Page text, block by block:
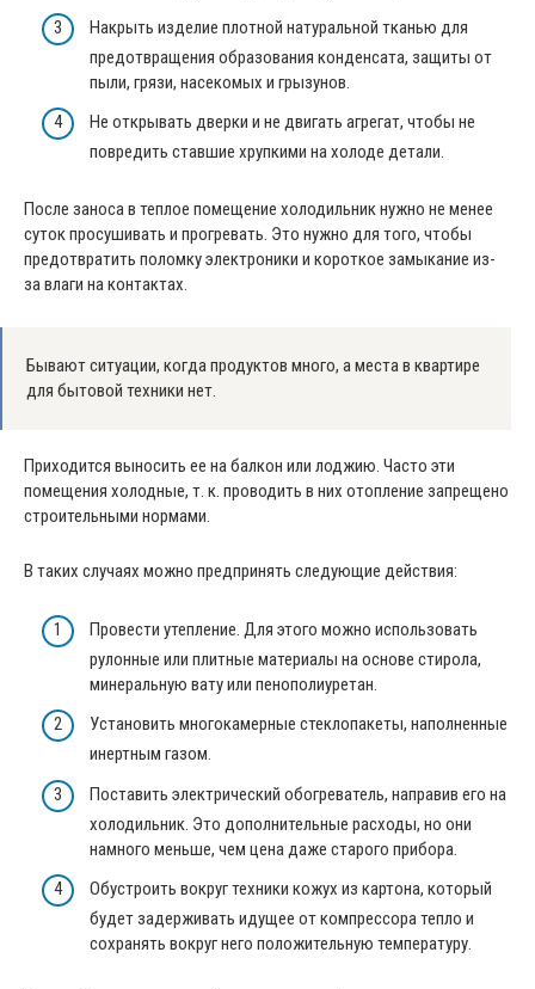
Накрыть изделие плотной натуральной тканью для
предотвращения образования конденсата, защиты от
пыли, грязи, насекомых и грызунов.
Не открывать дверки и не двигать агрегат, чтобы не
повредить ставшие хрупкими на холоде детали.
После заноса в теплое помещение холодильник нужно не менее
суток просушивать и прогревать. Это нужно для того, чтобы
предотвратить поломку электроники и короткое замыкание из-
за влаги на контактах.
Бывают ситуации, когда продуктов много, а места в квартире
для бытовой техники нет.
Приходится выносить ее на балкон или лоджию. Часто эти
помещения холодные, т. к. проводить в них отопление запрещено
строительными нормами.
В таких случаях можно предпринять следующие действия:
Провести утепление. Для этого можно использовать
рулонные или плитные материалы на основе стирола,
минеральную вату или пенополиуретан.
Установить многокамерные стеклопакеты, наполненные
инертным газом.
Поставить электрический обогреватель, направив его на
холодильник. Это дополнительные расходы, но они
намного меньше, чем цена даже старого прибора.
Обустроить вокруг техники кожух из картона, который
будет задерживать идущее от компрессора тепло и
сохранять вокруг него положительную температуру.